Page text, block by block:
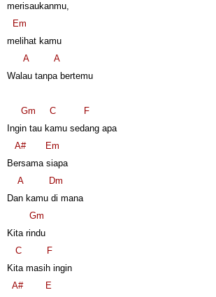
merisaukanmu,
Em
melihat kamu
A
A
Walau tanpa bertemu
Gm C
F
Ingin tau kamu sedang apa
A#
Em
Bersama siapa
A
Dm
Dan kamu di mana
Gm
Kita rindu
C
F
Kita masih ingin
A#
E